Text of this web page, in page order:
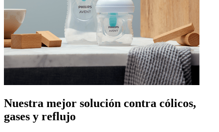
Nuestra mejor solución contra cólicos,
gases y reflujo